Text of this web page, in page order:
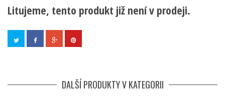
Litujeme, tento produkt již není v prodeji.
DALŠÍ PRODUKTY V KATEGORII